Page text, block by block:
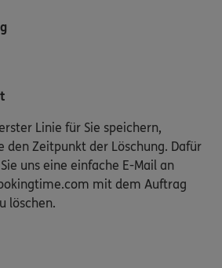
Linie für Sie speichern,
den Zeitpunkt der Löschung. Dafür
uns eine einfache E-Mail an
mit dem Auftrag
löschen.